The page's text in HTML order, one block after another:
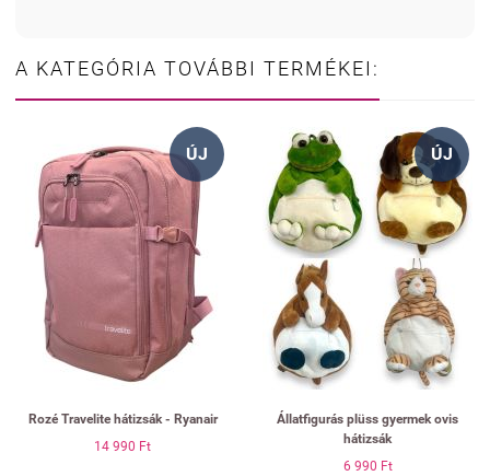
A KATEGÓRIA TOVÁBBI TERMÉKEI:
ÚJ
Rozé Travelite hátizsák - Ryanair
14 990 Ft
ÚJ
Állatfigurás plüss gyermek ovis
hátizsák
6 990 Ft